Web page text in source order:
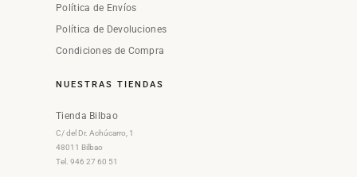
Política de Envíos
Política de Devoluciones
Condiciones de Compra
NUESTRAS TIENDAS
Tienda Bilbao
C/ del Dr. Achúcarro, 1
48011 Bilbao
Tel. 946 27 60 51